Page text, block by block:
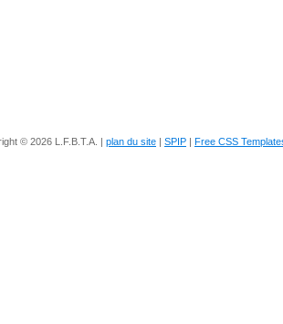
© 2026 L.F.B.T.A. | plan du site | SPIP | Free CSS